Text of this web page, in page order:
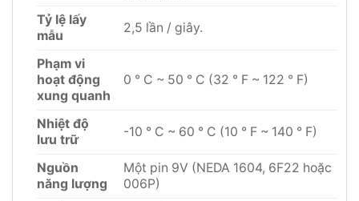
Tỷ lệ lấy
mẫu
2,5 lần / giây.
Phạm vi
hoạt động
xung quanh
0 ° C ~ 50 ° C (32 ° F ~ 122 ° F)
Nhiệt độ
lưu trữ
-10 ° C ~ 60 ° C (10 ° F ~ 140 ° F)
Nguồn
năng lượng
Một pin 9V (NEDA 1604, 6F22 hoặc
006P)